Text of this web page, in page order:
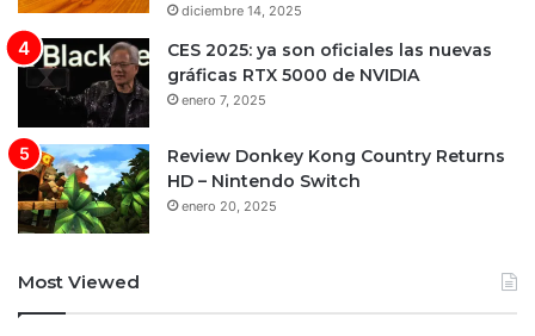
diciembre 14, 2025
CES 2025: ya son oficiales las nuevas
gráficas RTX 5000 de NVIDIA
enero 7, 2025
Review Donkey Kong Country Returns
HD – Nintendo Switch
enero 20, 2025
Most Viewed